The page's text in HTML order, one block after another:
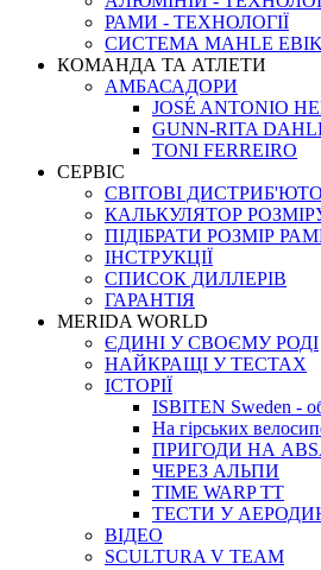
РАМИ - ТЕХНОЛОГІЇ
СИСТЕМА MAHLE
КОМАНДА ТА АТЛЕТИ
АМБАСАДОРИ
JOSÉ ANTONIO
GUNN-RITA
TONI FERREIRO
СЕРВІС
СВІТОВІ
КАЛЬКУЛЯТОР
ПІДІБРАТИ РОЗМІР
IНСТРУКЦIЇ
СПИСОК ДИЛЛЕРІВ
ГАРАНТIЯ
MERIDA WORLD
ЄДИНI У СВОЄМУ РОДI
НАЙКРАЩІ У ТЕСТАХ
ІСТОРІЇ
ISBITEN Sweden -
На гірських
ПРИГОДИ НА
ЧЕРЕЗ АЛЬПИ
TIME WARP TT
ТЕСТИ У
ВІДЕО
SCULTURA V TEAM